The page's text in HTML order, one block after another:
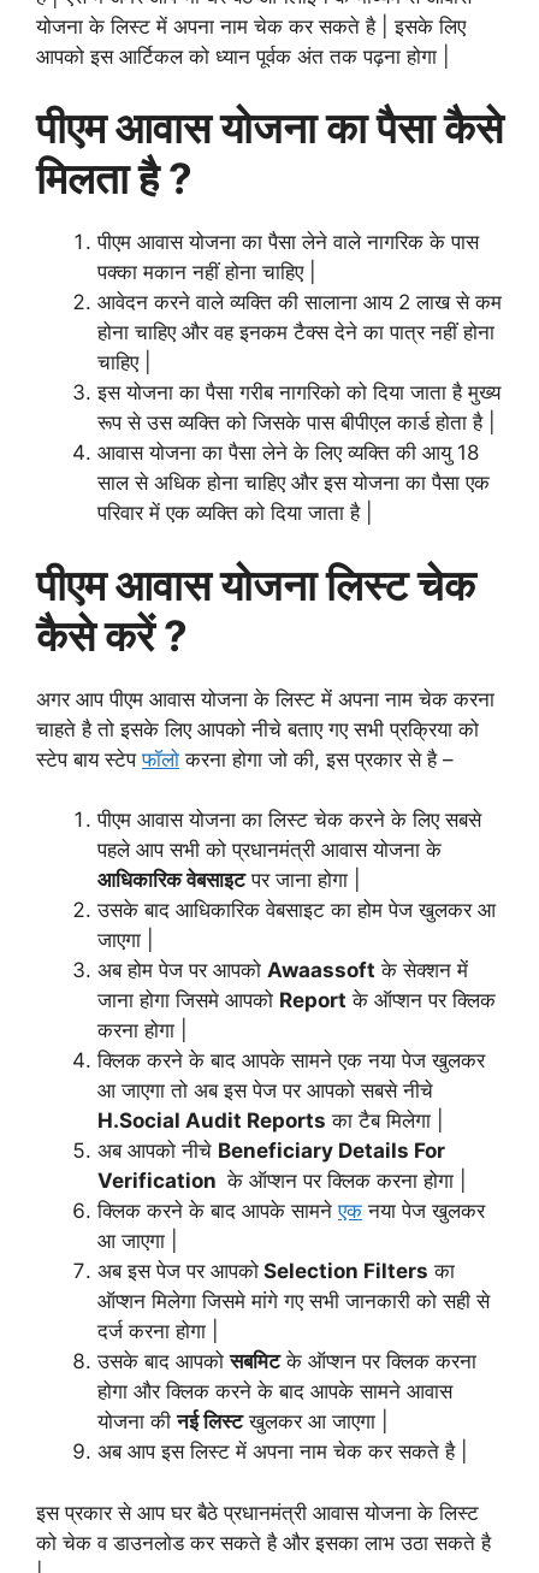
योजना के लिस्ट में अपना नाम चेक कर सकते है | इसके लिए
आपको इस आर्टिकल को ध्यान पूर्वक अंत तक पढ़ना होगा |
पीएम आवास योजना का पैसा कैसे
मिलता है ?
पीएम आवास योजना का पैसा लेने वाले नागरिक के पास
पक्का मकान नहीं होना चाहिए |
आवेदन करने वाले व्यक्ति की सालाना आय 2 लाख से कम
होना चाहिए और वह इनकम टैक्स देने का पात्र नहीं होना
चाहिए |
इस योजना का पैसा गरीब नागरिको को दिया जाता है मुख्य
रूप से उस व्यक्ति को जिसके पास बीपीएल कार्ड होता है |
आवास योजना का पैसा लेने के लिए व्यक्ति की आयु 18
साल से अधिक होना चाहिए और इस योजना का पैसा एक
परिवार में एक व्यक्ति को दिया जाता है |
पीएम आवास योजना लिस्ट चेक
कैसे करें ?
अगर आप पीएम आवास योजना के लिस्ट में अपना नाम चेक करना
चाहते है तो इसके लिए आपको नीचे बताए गए सभी प्रक्रिया को
स्टेप बाय स्टेपफॉलो करना होगा जो की, इस प्रकार से है –
पीएम आवास योजना का लिस्ट चेक करने के लिए सबसे
पहले आप सभी को प्रधानमंत्री आवास योजना के
आधिकारिक वेबसाइटपर जाना होगा |
उसके बाद आधिकारिक वेबसाइट का होम पेज खुलकर आ
जाएगा |
अब होम पेज पर आपको Awaassoft के सेक्शन में
जाना होगा जिसमे आपको Report के ऑप्शन पर क्लिक
करना होगा |
क्लिक करने के बाद आपके सामने एक नया पेज खुलकर
आ जाएगा तो अब इस पेज पर आपको सबसे नीचे
H.Social Audit Reports का टैब मिलेगा |
अब आपको नीचे Beneficiary Details For
Verification के ऑप्शन पर क्लिक करना होगा |
क्लिक करने के बाद आपके सामनेएक नया पेज खुलकर
आ जाएगा |
अब इस पेज पर आपको Selection Filters का
ऑप्शन मिलेगा जिसमे मांगे गए सभी जानकारी को सही से
दर्ज करना होगा |
उसके बाद आपकोसबमिटके ऑप्शन पर क्लिक करना
होगा और क्लिक करने के बाद आपके सामने आवास
योजना कीनई लिस्टखुलकर आ जाएगा |
अब आप इस लिस्ट में अपना नाम चेक कर सकते है |
इस प्रकार से आप घर बैठे प्रधानमंत्री आवास योजना के लिस्ट
को चेक व डाउनलोड कर सकते है और इसका लाभ उठा सकते है